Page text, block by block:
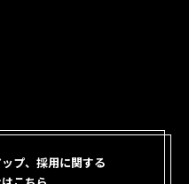
プ、採用に関する